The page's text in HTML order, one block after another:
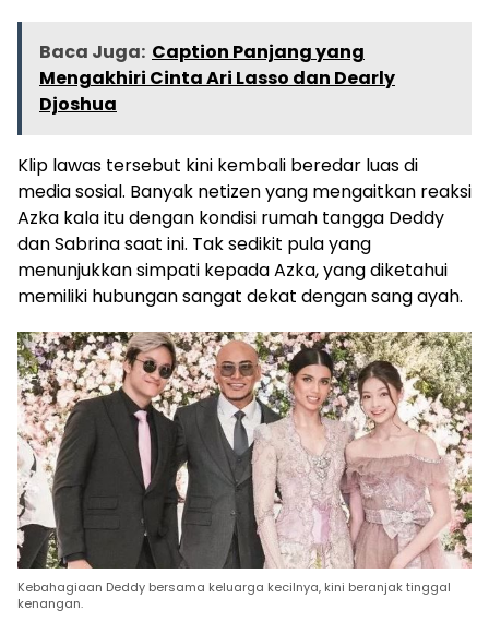
Baca Juga: Caption Panjang yang
Mengakhiri Cinta Ari Lasso dan Dearly
Djoshua
Klip lawas tersebut kini kembali beredar luas di
media sosial. Banyak netizen yang mengaitkan reaksi
Azka kala itu dengan kondisi rumah tangga Deddy
dan Sabrina saat ini. Tak sedikit pula yang
menunjukkan simpati kepada Azka, yang diketahui
memiliki hubungan sangat dekat dengan sang ayah.
Kebahagiaan Deddy bersama keluarga kecilnya, kini beranjak tinggal
kenangan.